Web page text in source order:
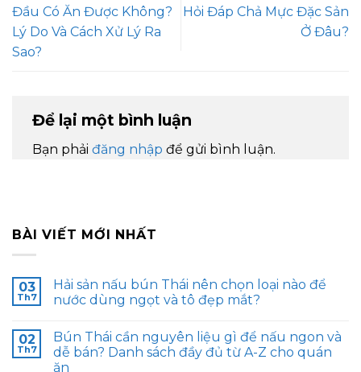
Đầu Có Ăn Được Không?
Lý Do Và Cách Xử Lý Ra
Sao?
Hỏi Đáp Chả Mực Đặc Sản
Ở Đâu?
Để lại một bình luận
Bạn phải đăng nhập để gửi bình luận.
BÀI VIẾT MỚI NHẤT
03
Th7
Hải sản nấu bún Thái nên chọn loại nào để
nước dùng ngọt và tô đẹp mắt?
02
Th7
Bún Thái cần nguyên liệu gì để nấu ngon và
dễ bán? Danh sách đầy đủ từ A-Z cho quán
ăn